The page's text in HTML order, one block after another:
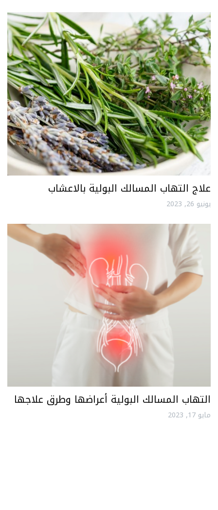
علاج التهاب المسالك البولية بالاعشاب
يونيو 26, 2023
التهاب المسالك البولية أعراضها وطرق علاجها
مايو 17, 2023